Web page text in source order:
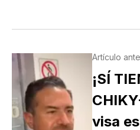
Artículo
¡SÍ
visa